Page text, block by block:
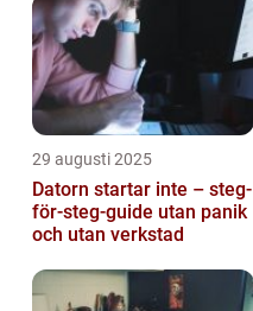
29 augusti 2025
Datorn startar inte – steg-
för-steg-guide utan panik
och utan verkstad